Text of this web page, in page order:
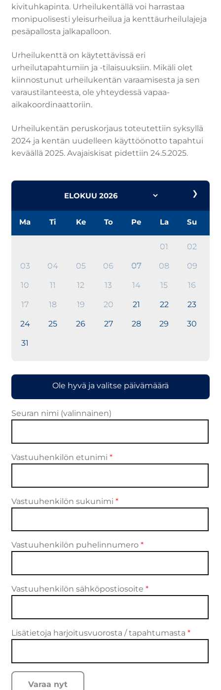
kivituhkapinta. Urheilukentällä voi harrastaa
monipuolisesti yleisurheilua ja kenttäurheilulajeja
pesäpallosta jalkapalloon.
Urheilukenttä on käytettävissä eri
urheilutapahtumiin ja -tilaisuuksiin. Mikäli olet
kiinnostunut urheilukentän varaamisesta ja sen
varaustilanteesta, ole yhteydessä vapaa-
aikakoordinaattoriin.
Urheilukentän peruskorjaus toteutettiin syksyllä
2024 ja kentän uudelleen käyttöönotto tapahtui
keväällä 2025. Avajaiskisat pidettiin 24.5.2025.
❯
Ma Ti Ke To Pe La Su
01 02
03 04 05 06 07 08 09
10 11 12 13 14 15 16
17 18 19 20 21 22 23
24 25 26 27 28 29 30
31
Ole hyvä ja valitse päivämäärä
Seuran nimi (valinnainen)
Vastuuhenkilön etunimi *
Vastuuhenkilön sukunimi *
Vastuuhenkilön puhelinnumero *
Vastuuhenkilön sähköpostiosoite *
Lisätietoja harjoitusvuorosta / tapahtumasta *
Varaa nyt